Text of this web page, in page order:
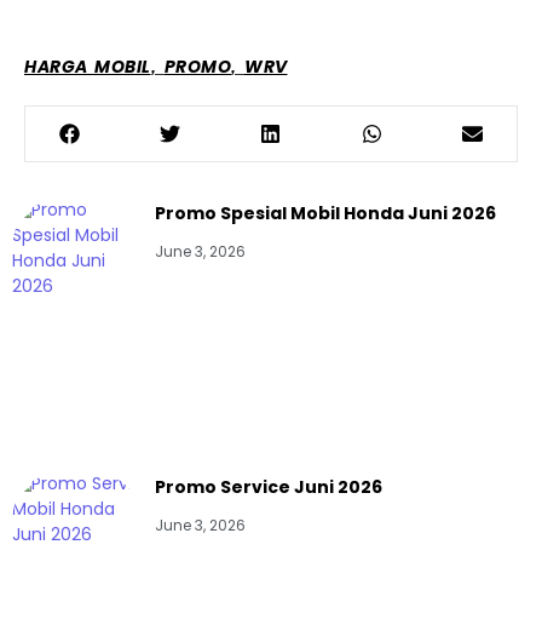
HARGA MOBIL, PROMO, WRV
Promo Spesial Mobil Honda Juni 2026
June 3, 2026
Promo Service Juni 2026
June 3, 2026